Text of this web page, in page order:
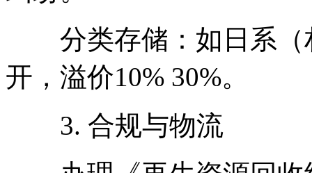
分类存储：如日系（
开，溢价10% 30%。
3. 合规与物流